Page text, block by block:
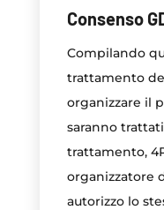
Consenso
Compilando
trattamento
organizzare il
saranno
trattamento,
organizzatore
autorizzo lo